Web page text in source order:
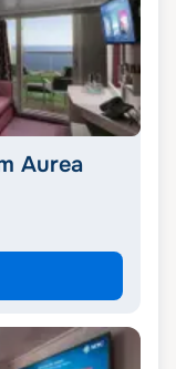
Aurea